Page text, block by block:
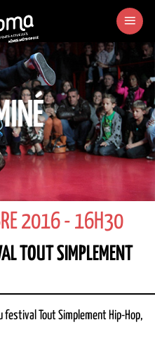
2016 - 16H30
TOUT SIMPLEMENT
festival Tout Simplement Hip-Hop,